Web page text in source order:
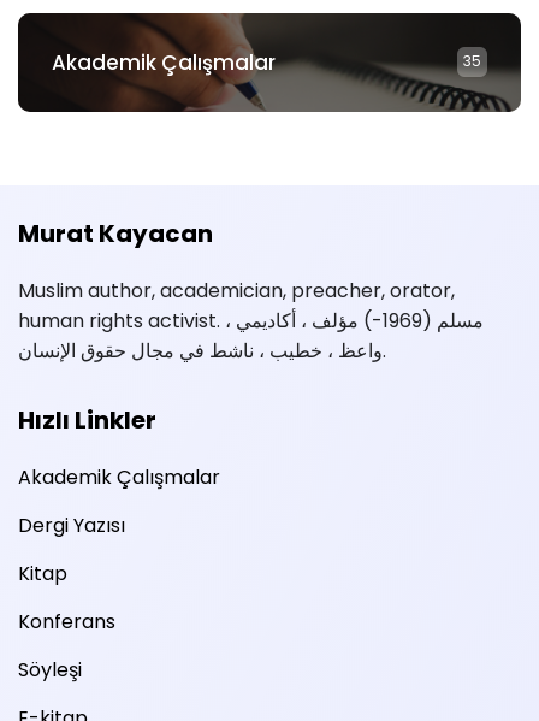
Akademik Çalışmalar 35
Murat Kayacan
Muslim author, academician, preacher, orator,
human rights activist. مسلم (1969-) مؤلف ، أكاديمي ،
واعظ ، خطيب ، ناشط في مجال حقوق الإنسان.
Hızlı Linkler
Akademik Çalışmalar
Dergi Yazısı
Kitap
Konferans
Söyleşi